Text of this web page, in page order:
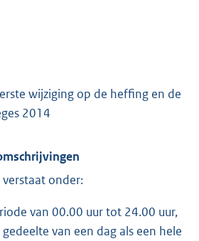
wijziging op de heffing en de
2014
onder:
van 00.00 uur tot 24.00 uur,
van een dag als een hele